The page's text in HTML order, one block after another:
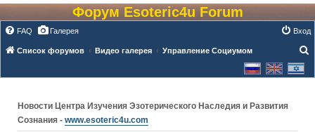
Форум Esoteric4u Forum
FAQ Галерея Вход
Список форумов Видео галерея Управление Социумом
Новости Центра Изучения Эзотерического Наследия и Развития
Сознания - www.esoteric4u.com